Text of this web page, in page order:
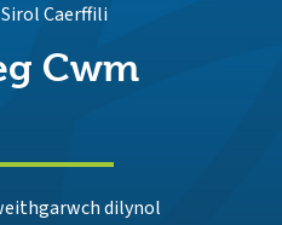
Caerffili
Cwm
dilynol